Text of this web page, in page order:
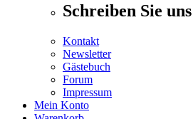
Schreiben Sie uns
Kontakt
Newsletter
Gästebuch
Forum
Impressum
Mein Konto